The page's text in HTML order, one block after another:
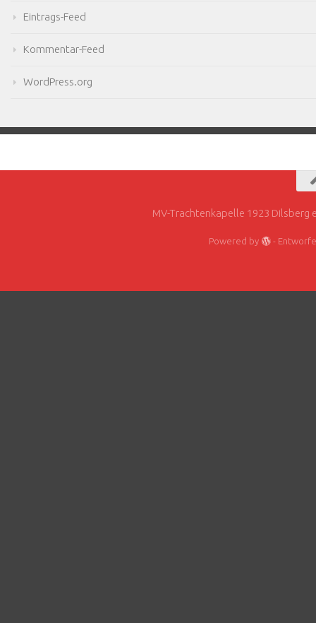
Eintrags-Feed
Kommentar-Feed
WordPress.org
MV-Trachtenkapelle 1923 Dilsberg
Powered by -